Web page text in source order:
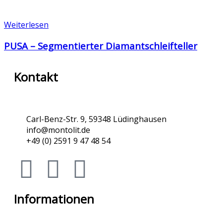
Weiterlesen
PUSA – Segmentierter Diamantschleifteller
Kontakt
Carl-Benz-Str. 9, 59348 Lüdinghausen
info@montolit.de
+49 (0) 2591 9 47 48 54
Informationen